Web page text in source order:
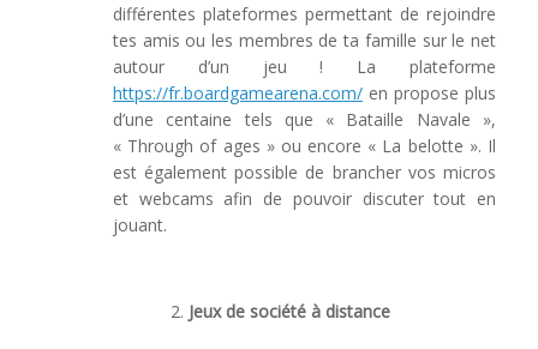
différentes plateformes permettant de rejoindre
tes amis ou les membres de ta famille sur le net
autour d’un jeu ! La plateforme
https://fr.boardgamearena.com/en propose plus
d’une centaine tels que « Bataille Navale »,
« Through of ages » ou encore « La belotte ». Il
est également possible de brancher vos micros
et webcams afin de pouvoir discuter tout en
jouant.
Jeux de société à distance